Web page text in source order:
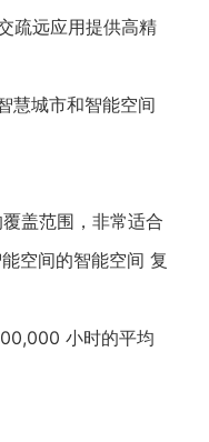
疏远应用提供高精
慧城市和智能空间
覆盖范围，非常适合
空间的智能空间 复
小时的平均